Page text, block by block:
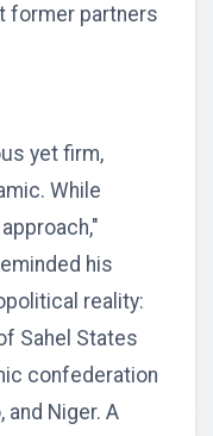
former partners
yet firm,
While
his
reality:
Sahel States
confederation
and Niger. A